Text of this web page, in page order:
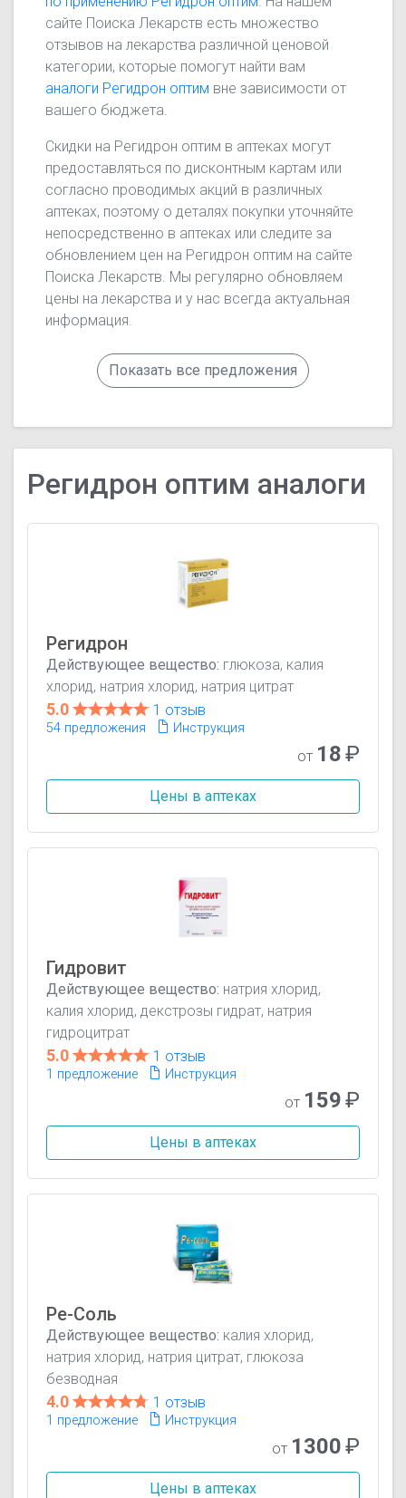
сайте Поиска Лекарств есть множество
отзывов на лекарства различной ценовой
категории, которые помогут найти вам
аналоги Регидрон оптим вне зависимости от
вашего бюджета.
Скидки на Регидрон оптим в аптеках могут
предоставляться по дисконтным картам или
согласно проводимых акций в различных
аптеках, поэтому о деталях покупки уточняйте
непосредственно в аптеках или следите за
обновлением цен на Регидрон оптим на сайте
Поиска Лекарств. Мы регулярно обновляем
цены на лекарства и у нас всегда актуальная
информация.
Показать все предложения
Регидрон оптим аналоги
Регидрон
Действующее вещество: глюкоза, калия
хлорид, натрия хлорид, натрия цитрат
5.0 1 отзыв
54 предложения Инструкция
от 18₽
Цены в аптеках
Гидровит
Действующее вещество: натрия хлорид,
калия хлорид, декстрозы гидрат, натрия
гидроцитрат
5.0 1 отзыв
1 предложение Инструкция
от 159₽
Цены в аптеках
Ре-Соль
Действующее вещество: калия хлорид,
натрия хлорид, натрия цитрат, глюкоза
безводная
4.0 1 отзыв
1 предложение Инструкция
от 1300₽
Цены в аптеках